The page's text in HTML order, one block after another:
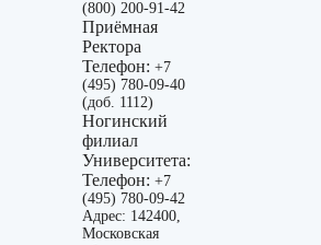
(800) 200-91-42
Приёмная
Ректора
Телефон: +7
(495) 780-09-40
(доб. 1112)
Ногинский
филиал
Университета:
Телефон: +7
(495) 780-09-42
Адрес: 142400,
Московская